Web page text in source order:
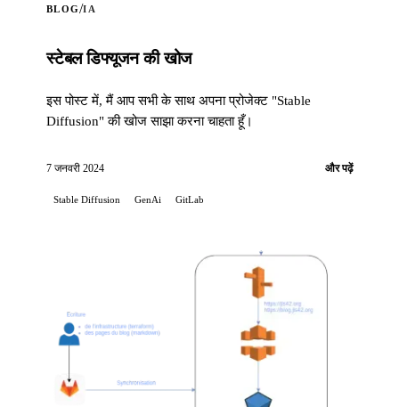
BLOG/IA
स्टेबल डिफ्यूजन की खोज
इस पोस्ट में, मैं आप सभी के साथ अपना प्रोजेक्ट "Stable
Diffusion" की खोज साझा करना चाहता हूँ।
7 जनवरी 2024 और पढ़ें
Stable Diffusion GenAi GitLab